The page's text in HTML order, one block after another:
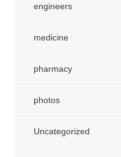
engineers
medicine
pharmacy
photos
Uncategorized